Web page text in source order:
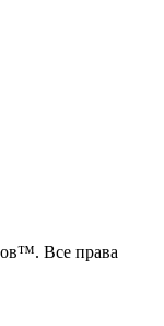
Все права